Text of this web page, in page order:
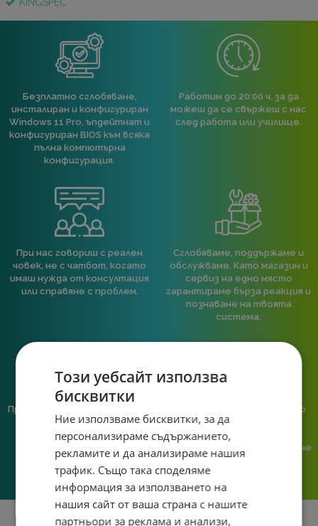
Безплатно сглобяване,
инсталиран и конфигуриран
Windows 11 Pro, ъпдейтнат и
конфигуриран BIOS към всяка
пълна компютърна
конфигурация.
Работим до 20:00 ч, за да
можеш да се свържеш с нас
след работа или училище.
При нас говориш с реален
човек, не с чатбот, когато
имаш нужда от консултация
или справяне с проблем.
Сглобяваме, поддържаме и
обслужваме. Като магазин и
сервиз на едно място
гарантираме бърза реакция и
познаване на твоята
система.
Предлагаме различни методи
на плащане, включително
възможност за плащане с
Ние сме малък екип и точно
затова поемаме лична
отговорност за всяка
поръчка. Ако има проблем – не
го прехвърляме, а го
Този уебсайт използва
бисквитки
Ние използваме бисквитки, за да
персонализираме съдържанието,
рекламите и да анализираме нашия
трафик. Също така споделяме
информация за използването на
нашия сайт от ваша страна с нашите
партньори за реклама и анализи,